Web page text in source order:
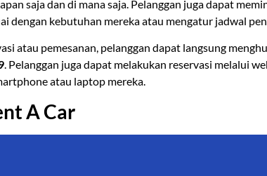
saja dan di mana saja. Pelanggan juga dapat
dengan kebutuhan mereka atau mengatur jadwal
atau pemesanan, pelanggan dapat langsung
. Pelanggan juga dapat melakukan reservasi melalui
atau laptop mereka.
A Car